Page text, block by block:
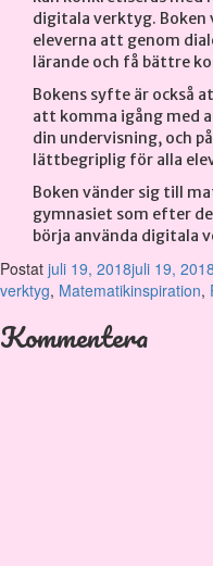
digitala verktyg. Boken
eleverna att genom
lärande och få bättre
Bokens syfte är också
att komma igång med
din undervisning, och
lättbegriplig för alla
Boken vänder sig till
gymnasiet som efter
börja använda digitala
Postat juli 19, 2018juli 19, 2018
verktyg, Matematikinspiration,
Kommentera